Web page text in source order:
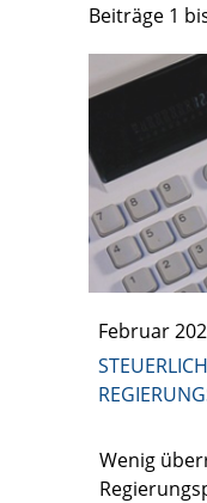
Beiträge 1
Februar
Wenig